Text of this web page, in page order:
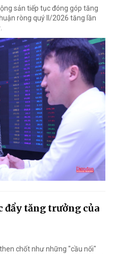
sản tiếp tục đóng góp tăng
ròng quý II/2026 tăng lần
đẩy tăng trưởng của
chốt như những "cầu nối"